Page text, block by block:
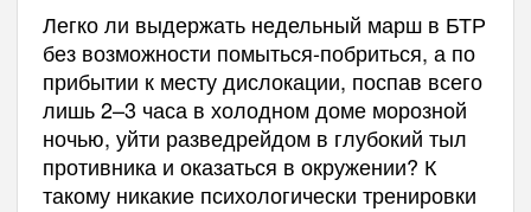
Легко ли выдержать недельный марш в БТР
без возможности помыться-побриться, а по
прибытии к месту дислокации, поспав всего
лишь 2–3 часа в холодном доме морозной
ночью, уйти разведрейдом в глубокий тыл
противника и оказаться в окружении? К
такому никакие психологически тренировки